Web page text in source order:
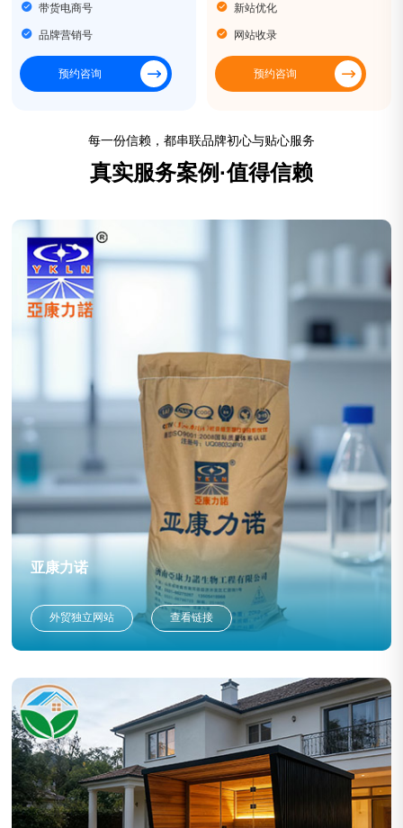
带货电商号
品牌营销号
预约咨询
新站优化
网站收录
预约咨询
每一份信赖，都串联品牌初心与贴心服务
真实服务案例·值得信赖
亚康力诺
外贸独立网站 查看链接